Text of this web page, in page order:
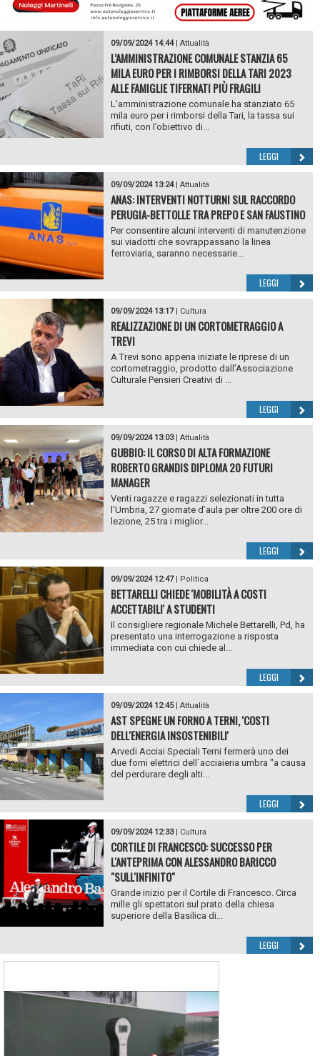
09/09/2024 14:44| Attualità
L’AMMINISTRAZIONE COMUNALE STANZIA 65
MILA EURO PER I RIMBORSI DELLA TARI 2023
ALLE FAMIGLIE TIFERNATI PIÙ FRAGILI
L’amministrazione comunale ha stanziato 65
mila euro per i rimborsi della Tari, la tassa sui
rifiuti, con l’obiettivo di...
LEGGI
09/09/2024 13:24| Attualità
ANAS: INTERVENTI NOTTURNI SUL RACCORDO
PERUGIA-BETTOLLE TRA PREPO E SAN FAUSTINO
Per consentire alcuni interventi di manutenzione
sui viadotti che sovrappassano la linea
ferroviaria, saranno necessarie...
LEGGI
09/09/2024 13:17| Cultura
REALIZZAZIONE DI UN CORTOMETRAGGIO A
TREVI
A Trevi sono appena iniziate le riprese di un
cortometraggio, prodotto dall’Associazione
Culturale Pensieri Creativi di ...
LEGGI
09/09/2024 13:03| Attualità
GUBBIO: IL CORSO DI ALTA FORMAZIONE
ROBERTO GRANDIS DIPLOMA 20 FUTURI
MANAGER
Venti ragazze e ragazzi selezionati in tutta
l’Umbria, 27 giornate d’aula per oltre 200 ore di
lezione, 25 tra i miglior...
LEGGI
09/09/2024 12:47| Politica
BETTARELLI CHIEDE 'MOBILITÀ A COSTI
ACCETTABILI' A STUDENTI
Il consigliere regionale Michele Bettarelli, Pd, ha
presentato una interrogazione a risposta
immediata con cui chiede al...
LEGGI
09/09/2024 12:45| Attualità
AST SPEGNE UN FORNO A TERNI, 'COSTI
DELL'ENERGIA INSOSTENIBILI'
Arvedi Acciai Speciali Terni fermerà uno dei
due forni elettrici dell`acciaieria umbra "a causa
del perdurare degli alti...
LEGGI
09/09/2024 12:33| Cultura
CORTILE DI FRANCESCO: SUCCESSO PER
L'ANTEPRIMA CON ALESSANDRO BARICCO
"SULL'INFINITO"
Grande inizio per il Cortile di Francesco. Circa
mille gli spettatori sul prato della chiesa
superiore della Basilica di...
LEGGI